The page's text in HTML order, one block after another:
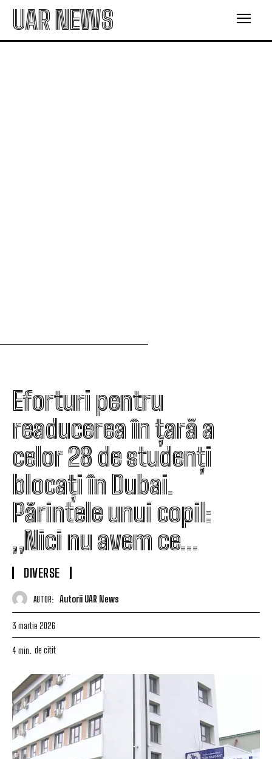
UAR NEWS
Eforturi pentru
readucerea în țară a
celor 28 de studenți
blocați în Dubai.
Părintele unui copil:
„Nici nu avem ce…
DIVERSE
AUTOR: Autorii UAR News
3 martie 2026
4 min. de citit